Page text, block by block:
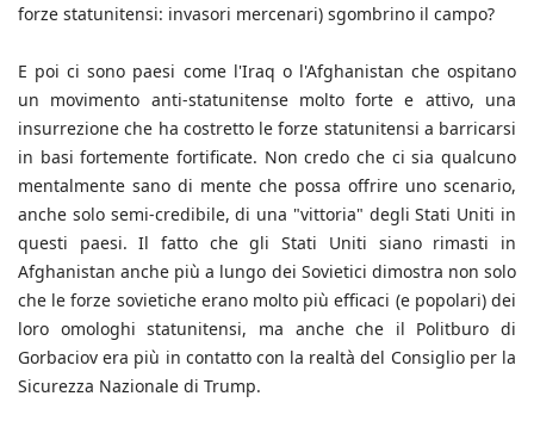
forze statunitensi: invasori mercenari) sgombrino il campo?
E poi ci sono paesi come l'Iraq o l'Afghanistan che ospitano
un movimento anti-statunitense molto forte e attivo, una
insurrezione che ha costretto le forze statunitensi a barricarsi
in basi fortemente fortificate. Non credo che ci sia qualcuno
mentalmente sano di mente che possa offrire uno scenario,
anche solo semi-credibile, di una "vittoria" degli Stati Uniti in
questi paesi. Il fatto che gli Stati Uniti siano rimasti in
Afghanistan anche più a lungo dei Sovietici dimostra non solo
che le forze sovietiche erano molto più efficaci (e popolari) dei
loro omologhi statunitensi, ma anche che il Politburo di
Gorbaciov era più in contatto con la realtà del Consiglio per la
Sicurezza Nazionale di Trump.